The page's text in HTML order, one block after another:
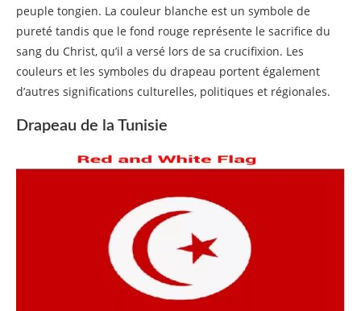
peuple tongien. La couleur blanche est un symbole de
pureté tandis que le fond rouge représente le sacrifice du
sang du Christ, qu’il a versé lors de sa crucifixion. Les
couleurs et les symboles du drapeau portent également
d’autres significations culturelles, politiques et régionales.
Drapeau de la Tunisie